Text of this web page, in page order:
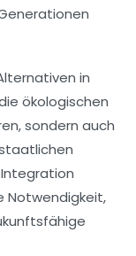
in
ökologischen
sondern auch
Notwendigkeit,